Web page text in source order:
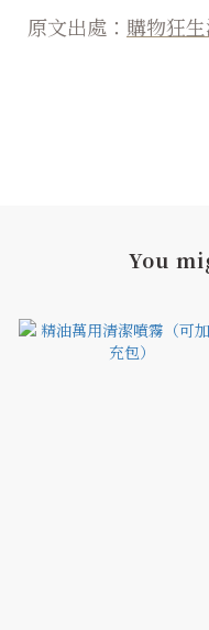
原文出處： 購物狂
You